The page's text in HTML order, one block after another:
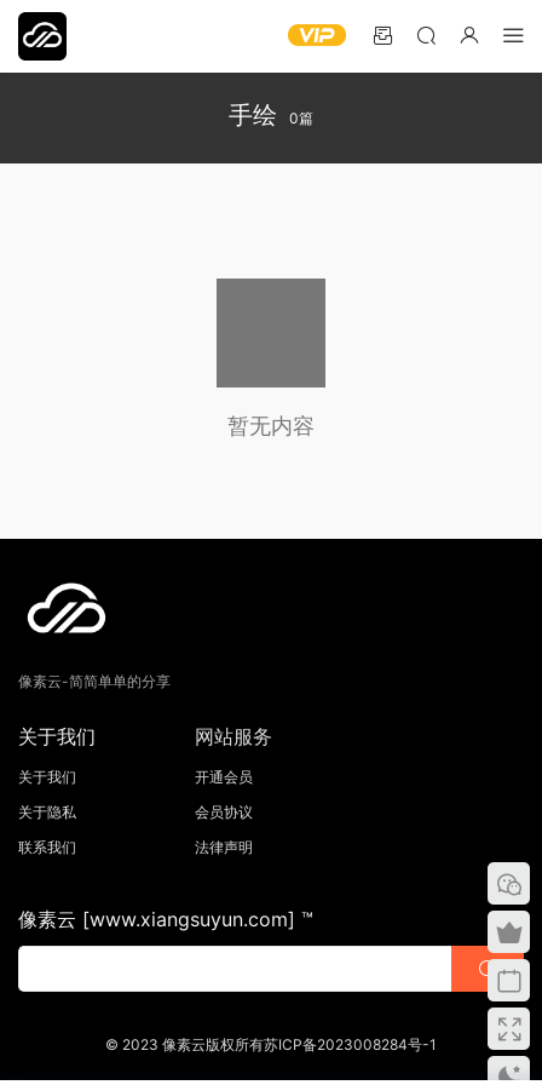
手绘 0篇
暂无内容
像素云-简简单单的分享
关于我们
关于我们
关于隐私
联系我们
网站服务
开通会员
会员协议
法律声明
像素云 [www.xiangsuyun.com] ™
© 2023 像素云版权所有苏ICP备2023008284号-1